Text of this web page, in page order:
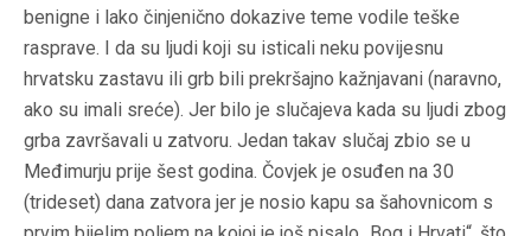
benigne i lako činjenično dokazive teme vodile teške
rasprave. I da su ljudi koji su isticali neku povijesnu
hrvatsku zastavu ili grb bili prekršajno kažnjavani (naravno,
ako su imali sreće). Jer bilo je slučajeva kada su ljudi zbog
grba završavali u zatvoru. Jedan takav slučaj zbio se u
Međimurju prije šest godina. Čovjek je osuđen na 30
(trideset) dana zatvora jer je nosio kapu sa šahovnicom s